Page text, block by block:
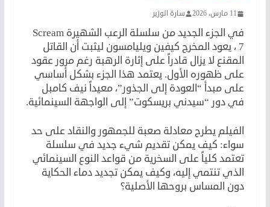
11 مارس، 2026 سارة الوزير
في الجزء الجديد من سلسلة الرعب الشهيرة Scream
7 ، يعود المخرج كيفين ويليامسون ليثبت أن القاتل
المقنع لا يزال قادراً على إثارة الرهبة رغم مرور عقود
على ظهوره الأول. يعتمد هذا الجزء بشكل أساسي
على مبدأ “العودة إلى الجذور”، معيداً نيف كامبل
في دور “سيدني بريسكوت” إلى الواجهة السينمائية.
الفيلم يطرح معادلة صعبة للجمهور والنقاد على حد
سواء: كيف يمكن تقديم شيء جديد في سلسلة
تعتمد كلياً على السخرية من قواعد النوع السينمائي
الذي تنتمي إليه، وكيف يمكن تجديد دماء الحكاية
دون المساس بروحها الأصلية؟